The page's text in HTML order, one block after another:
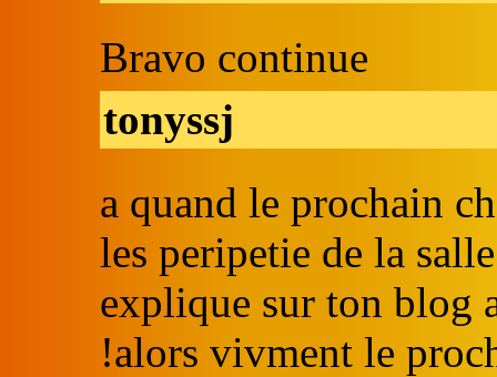
Bravo continue
tonyssj
a quand le prochain
les peripetie de la
explique sur ton blog
!alors vivment le